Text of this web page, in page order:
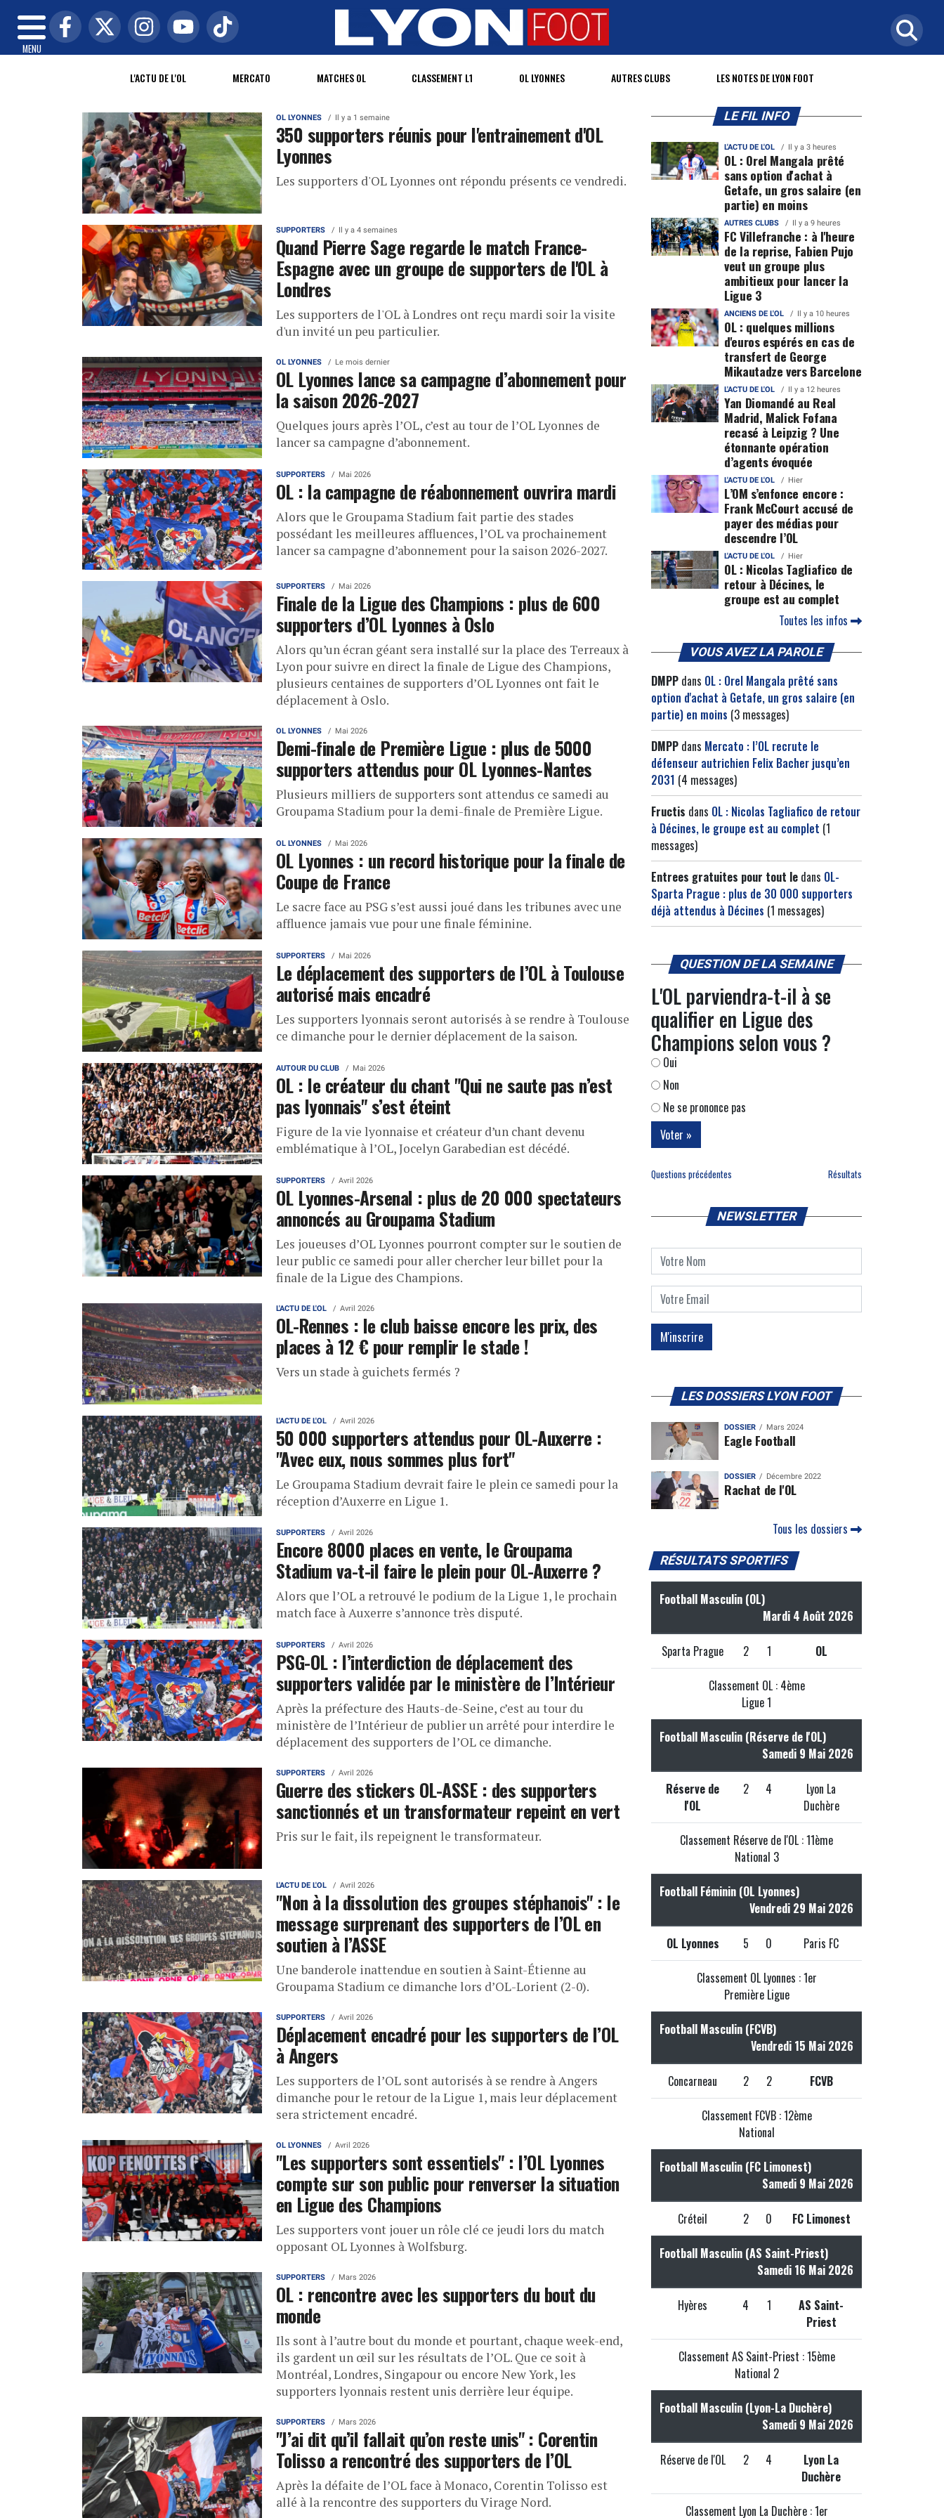
MENU
L'ACTU DE L'OL MERCATO MATCHES OL CLASSEMENT L1 OL LYONNES AUTRES CLUBS LES NOTES DE LYON FOOT
OL LYONNES Il y a 1 semaine
350 supporters réunis pour l'entrainement d'OL
Lyonnes
Les supporters d'OL Lyonnes ont répondu présents ce vendredi.
SUPPORTERS Il y a 4 semaines
Quand Pierre Sage regarde le match France-
Espagne avec un groupe de supporters de l'OL à
Londres
Les supporters de l'OL à Londres ont reçu mardi soir la visite
d'un invité un peu particulier.
OL LYONNES Le mois dernier
OL Lyonnes lance sa campagne d’abonnement pour
la saison 2026-2027
Quelques jours après l’OL, c’est au tour de l’OL Lyonnes de
lancer sa campagne d’abonnement.
SUPPORTERS Mai 2026
OL : la campagne de réabonnement ouvrira mardi
Alors que le Groupama Stadium fait partie des stades
possédant les meilleures affluences, l’OL va prochainement
lancer sa campagne d’abonnement pour la saison 2026-2027.
SUPPORTERS Mai 2026
Finale de la Ligue des Champions : plus de 600
supporters d’OL Lyonnes à Oslo
Alors qu’un écran géant sera installé sur la place des Terreaux à
Lyon pour suivre en direct la finale de Ligue des Champions,
plusieurs centaines de supporters d’OL Lyonnes ont fait le
déplacement à Oslo.
OL LYONNES Mai 2026
Demi-finale de Première Ligue : plus de 5000
supporters attendus pour OL Lyonnes-Nantes
Plusieurs milliers de supporters sont attendus ce samedi au
Groupama Stadium pour la demi-finale de Première Ligue.
OL LYONNES Mai 2026
OL Lyonnes : un record historique pour la finale de
Coupe de France
Le sacre face au PSG s’est aussi joué dans les tribunes avec une
affluence jamais vue pour une finale féminine.
SUPPORTERS Mai 2026
Le déplacement des supporters de l’OL à Toulouse
autorisé mais encadré
Les supporters lyonnais seront autorisés à se rendre à Toulouse
ce dimanche pour le dernier déplacement de la saison.
AUTOUR DU CLUB Mai 2026
OL : le créateur du chant "Qui ne saute pas n’est
pas lyonnais" s’est éteint
Figure de la vie lyonnaise et créateur d’un chant devenu
emblématique à l’OL, Jocelyn Garabedian est décédé.
SUPPORTERS Avril 2026
OL Lyonnes-Arsenal : plus de 20 000 spectateurs
annoncés au Groupama Stadium
Les joueuses d’OL Lyonnes pourront compter sur le soutien de
leur public ce samedi pour aller chercher leur billet pour la
finale de la Ligue des Champions.
L'ACTU DE L'OL Avril 2026
OL-Rennes : le club baisse encore les prix, des
places à 12 € pour remplir le stade !
Vers un stade à guichets fermés ?
L'ACTU DE L'OL Avril 2026
50 000 supporters attendus pour OL-Auxerre :
"Avec eux, nous sommes plus fort"
Le Groupama Stadium devrait faire le plein ce samedi pour la
réception d’Auxerre en Ligue 1.
SUPPORTERS Avril 2026
Encore 8000 places en vente, le Groupama
Stadium va-t-il faire le plein pour OL-Auxerre ?
Alors que l’OL a retrouvé le podium de la Ligue 1, le prochain
match face à Auxerre s’annonce très disputé.
SUPPORTERS Avril 2026
PSG-OL : l’interdiction de déplacement des
supporters validée par le ministère de l’Intérieur
Après la préfecture des Hauts-de-Seine, c’est au tour du
ministère de l’Intérieur de publier un arrêté pour interdire le
déplacement des supporters de l’OL ce dimanche.
SUPPORTERS Avril 2026
Guerre des stickers OL-ASSE : des supporters
sanctionnés et un transformateur repeint en vert
Pris sur le fait, ils repeignent le transformateur.
L'ACTU DE L'OL Avril 2026
"Non à la dissolution des groupes stéphanois" : le
message surprenant des supporters de l’OL en
soutien à l’ASSE
Une banderole inattendue en soutien à Saint-Étienne au
Groupama Stadium ce dimanche lors d’OL-Lorient (2-0).
SUPPORTERS Avril 2026
Déplacement encadré pour les supporters de l’OL
à Angers
Les supporters de l’OL sont autorisés à se rendre à Angers
dimanche pour le retour de la Ligue 1, mais leur déplacement
sera strictement encadré.
OL LYONNES Avril 2026
"Les supporters sont essentiels" : l’OL Lyonnes
compte sur son public pour renverser la situation
en Ligue des Champions
Les supporters vont jouer un rôle clé ce jeudi lors du match
opposant OL Lyonnes à Wolfsburg.
SUPPORTERS Mars 2026
OL : rencontre avec les supporters du bout du
monde
Ils sont à l’autre bout du monde et pourtant, chaque week-end,
ils gardent un œil sur les résultats de l’OL. Que ce soit à
Montréal, Londres, Singapour ou encore New York, les
supporters lyonnais restent unis derrière leur équipe.
SUPPORTERS Mars 2026
"J’ai dit qu’il fallait qu’on reste unis" : Corentin
Tolisso a rencontré des supporters de l’OL
Après la défaite de l’OL face à Monaco, Corentin Tolisso est
allé à la rencontre des supporters du Virage Nord.
LE FIL INFO
L'ACTU DE L'OL Il y a 3 heures
OL : Orel Mangala prêté
sans option d'achat à
Getafe, un gros salaire (en
partie) en moins
AUTRES CLUBS Il y a 9 heures
FC Villefranche : à l'heure
de la reprise, Fabien Pujo
veut un groupe plus
ambitieux pour lancer la
Ligue 3
ANCIENS DE L'OL Il y a 10 heures
OL : quelques millions
d'euros espérés en cas de
transfert de George
Mikautadze vers Barcelone
L'ACTU DE L'OL Il y a 12 heures
Yan Diomandé au Real
Madrid, Malick Fofana
recasé à Leipzig ? Une
étonnante opération
d’agents évoquée
L'ACTU DE L'OL Hier
L’OM s’enfonce encore :
Frank McCourt accusé de
payer des médias pour
descendre l’OL
L'ACTU DE L'OL Hier
OL : Nicolas Tagliafico de
retour à Décines, le
groupe est au complet
Toutes les infos
VOUS AVEZ LA PAROLE
DMPP dans OL : Orel Mangala prêté sans
option d'achat à Getafe, un gros salaire (en
partie) en moins (3 messages)
DMPP dans Mercato : l’OL recrute le
défenseur autrichien Felix Bacher jusqu’en
2031 (4 messages)
Fructis dans OL : Nicolas Tagliafico de retour
à Décines, le groupe est au complet (1
messages)
Entrees gratuites pour tout le dans OL-
Sparta Prague : plus de 30 000 supporters
déjà attendus à Décines (1 messages)
QUESTION DE LA SEMAINE
L'OL parviendra-t-il à se
qualifier en Ligue des
Champions selon vous ?
Oui
Non
Ne se prononce pas
Questions précédentes Résultats
NEWSLETTER
LES DOSSIERS LYON FOOT
DOSSIER Mars 2024
Eagle Football
DOSSIER Décembre 2022
Rachat de l'OL
Tous les dossiers
RÉSULTATS SPORTIFS
Football Masculin (OL)
Mardi 4 Août 2026
Sparta Prague 2 1 OL
Classement OL : 4ème
Ligue 1
Football Masculin (Réserve de l'OL)
Samedi 9 Mai 2026
Réserve de
l'OL
2 4
Lyon La
Duchère
Classement Réserve de l'OL : 11ème
National 3
Football Féminin (OL Lyonnes)
Vendredi 29 Mai 2026
OL Lyonnes 5 0 Paris FC
Classement OL Lyonnes : 1er
Première Ligue
Football Masculin (FCVB)
Vendredi 15 Mai 2026
Concarneau 2 2 FCVB
Classement FCVB : 12ème
National
Football Masculin (FC Limonest)
Samedi 9 Mai 2026
Créteil 2 0 FC Limonest
Football Masculin (AS Saint-Priest)
Samedi 16 Mai 2026
Hyères 4 1
AS Saint-
Priest
Classement AS Saint-Priest : 15ème
National 2
Football Masculin (Lyon-La Duchère)
Samedi 9 Mai 2026
Réserve de l'OL 2 4
Lyon La
Duchère
Classement Lyon La Duchère : 1er